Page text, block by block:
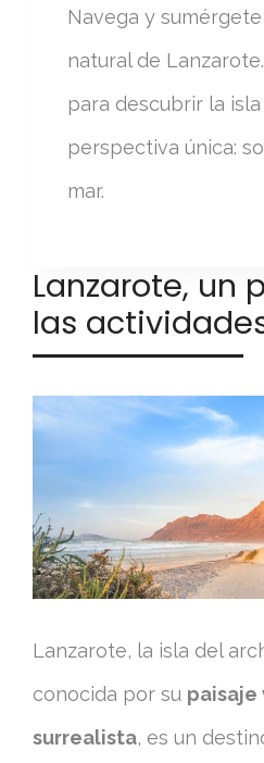
Navega y
natural de
para descubrir la
perspectiva única:
mar.
Lanzarote, un
las
Lanzarote, la isla del
conocida por su paisaje
surrealista, es un